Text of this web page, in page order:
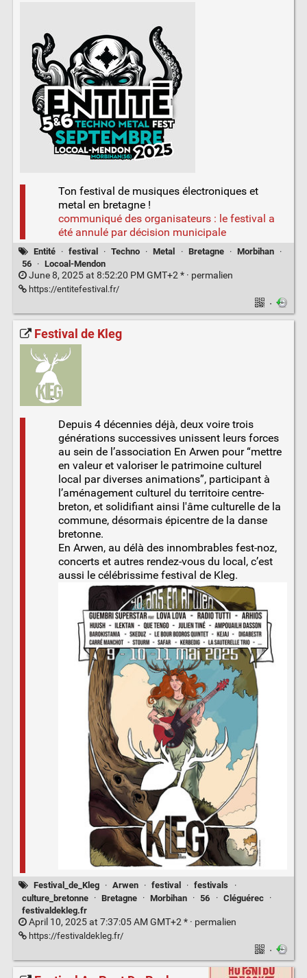
Ton festival de musiques électroniques et
metal en bretagne !
communiqué des organisateurs : le festival a
été annulé par décision municipale
Entité · festival · Techno · Metal · Bretagne · Morbihan
·
56
· Locoal-Mendon
June 8, 2025 at 8:52:20 PM GMT+2 * · permalien
https://entitefestival.fr/
·
Festival de Kleg
Depuis 4 décennies déjà, deux voire trois
générations successives unissent leurs forces
au sein de l’association En Arwen pour “mettre
en valeur et valoriser le patrimoine culturel
local par diverses animations”, participant à
l’aménagement culturel du territoire centre-
breton, et solidifiant ainsi l'âme culturelle de la
commune, désormais épicentre de la danse
bretonne.
En Arwen, au délà des innombrables fest-noz,
concerts et autres rendez-vous du local, c’est
aussi le célébrissime festival de Kleg.
Festival_de_Kleg · Arwen · festival · festivals
·
culture_bretonne
· Bretagne · Morbihan · 56 · Cléguérec
·
festivaldekleg.fr
April 10, 2025 at 7:37:05 AM GMT+2 * · permalien
https://festivaldekleg.fr/
·